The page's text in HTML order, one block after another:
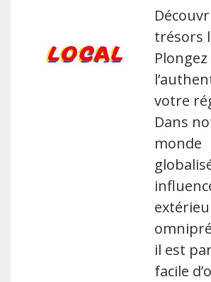
trésors
votre
Dans
monde
il est
facile